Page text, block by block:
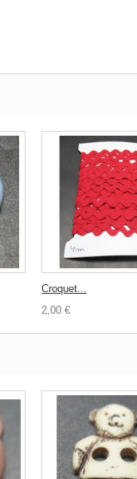
Croquet...
2,00 €